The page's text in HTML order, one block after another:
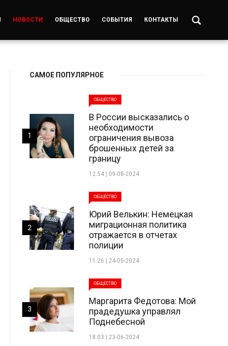
НОВОСТИ ОБЩЕСТВО СОБЫТИЯ КОНТАКТЫ
САМОЕ ПОПУЛЯРНОЕ
ОБЩЕСТВО
В России высказались о
необходимости
ограничения вывоза
брошенных детей за
границу
12:54 | 09-08-2024
1
ОБЩЕСТВО
Юрий Велькин: Немецкая
миграционная политика
отражается в отчетах
полиции
11:26 | 24-05-2024
2
ОБЩЕСТВО
Маргарита Федотова: Мой
прадедушка управлял
Поднебесной
18:03 | 23-06-2024
3